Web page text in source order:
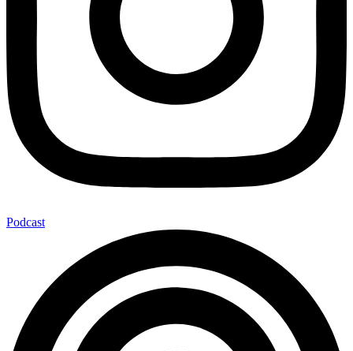
Podcast